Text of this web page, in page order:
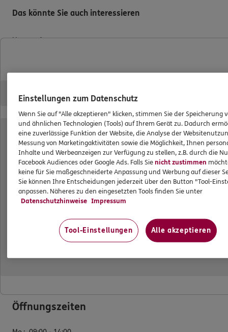
Das könnte Sie auch interessieren
Unsere Agentur
Standorte
Kooperationspartner
Besondere Produkte
Schwerpunkte
Jobangebote
ERGO Versicherung Alexander Pleuger
Segeberger Str. 9
23617 Stockelsdorf
Tel: 0451/8103870
Öffnungszeiten
Einstellungen zum Datenschutz
Wenn Sie auf "Alle akzeptieren" klicken, stimmen Sie der Speicherung
und ähnlichen Technologien (Tools) auf Ihrem Gerät zu. Dadurch
eine zuverlässige Funktion der Website, die Analyse der
Messung von Marketingaktivitäten sowie die Möglichkeit, Ihnen
Inhalte und Werbeanzeigen zur Verfügung zu stellen, z.B. durch die
Facebook Audiences oder Google Ads. Falls Sienicht zustimmen
keine für Sie maßgeschneiderte Anpassung und Werbung auf dieser
Sie können Ihre Entscheidungen jederzeit über den Button "Tool-
anpassen. Näheres zu den eingesetzten Tools finden Sie unter
Datenschutzhinweise Impressum
Tool-Einstellungen Alle akzeptieren